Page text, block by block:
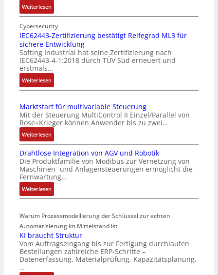
Weiterlesen:
E
i
n
f
a
c
h
e
S
n
s
o
r
-
n
t
e
g
r
t
i
o
n
i
Cybersecurity
IEC62443-Zertifizierung bestätigt Reifegrad ML3 für
sichere Entwicklung
Softing Industrial hat seine Zertifizierung nach
IEC62443-4-1:2018 durch TÜV Süd erneuert und
erstmals…
Weiterlesen:
I
C
6
2
4
4
-
Z
e
r
t
f
i
z
i
e
Marktstart für multivariable Steuerung
Mit der Steuerung MultiControl II Einzel/Parallel von
Rose+Krieger können Anwender bis zu zwei…
Weiterlesen:
M
a
r
k
t
s
t
r
t
f
ü
r
m
u
Drahtlose Integration von AGV und Robotik
Die Produktfamilie von Modibus zur Vernetzung von
Maschinen- und Anlagensteuerungen ermöglicht die
Fernwartung…
Weiterlesen:
D
a
h
t
l
o
s
e
Warum Prozessmodellierung der Schlüssel zur echten
Automatisierung im Mittelstand ist
KI braucht Struktur
Vom Auftragseingang bis zur Fertigung durchlaufen
Bestellungen zahlreiche ERP-Schritte –
Datenerfassung, Materialprüfung, Kapazitätsplanung.
…